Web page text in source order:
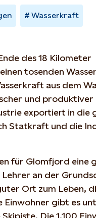
Wasserkraft
des 18 Kilometer
tosenden
aus dem
und
exportiert in die
Statkraft und die
für Glomfjord eine
an der
Ort zum Leben,
gibt es
Die 1.100